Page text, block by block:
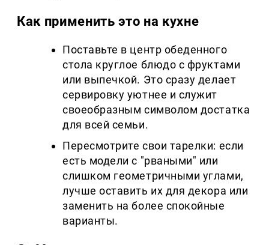
Как применить это на кухне
Поставьте в центр обеденного
стола круглое блюдо с фруктами
или выпечкой. Это сразу делает
сервировку уютнее и служит
своеобразным символом достатка
для всей семьи.
Пересмотрите свои тарелки: если
есть модели с "рваными" или
слишком геометричными углами,
лучше оставить их для декора или
заменить на более спокойные
варианты.